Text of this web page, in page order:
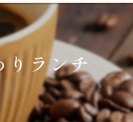
ランチ